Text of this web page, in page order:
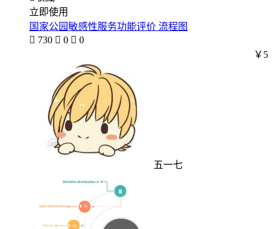
立即使用
国家公园敏感性服务功能评价 流程图
 730  0  0
五一七
￥5